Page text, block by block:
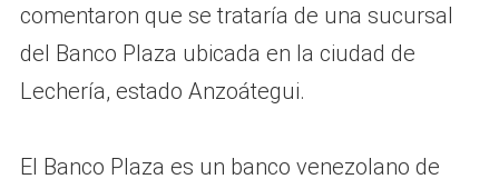
comentaron que se trataría de una sucursal
del Banco Plaza ubicada en la ciudad de
Lechería, estado Anzoátegui.
El Banco Plaza es un banco venezolano de